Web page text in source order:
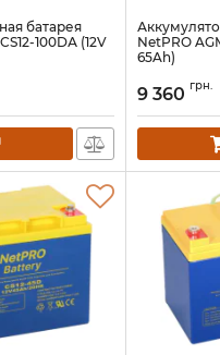
батарея
100DА (12V
NetPRO
65Ah)
9 360 грн.